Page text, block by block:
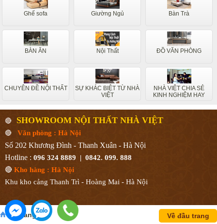
Ghế sofa Giường Ngủ Bàn Trà
BÀN ĂN Nội Thất ĐỒ VĂN PHÒNG
CHUYÊN ĐỀ NỘI THẤT
SỰ KHÁC BIỆT TỪ NHÀ
VIỆT
NHÀ VIỆT CHIA SẺ
KINH NGHIỆM HAY
🔴 SHOWROOM NỘI THẤT NHÀ VIỆT
🔴 Văn phòng : Hà Nội
Số 202 Khương Đình - Thanh Xuân - Hà Nội
Hotline : 096 324 8889 | 0842. 099. 888
🔴 Kho hàng : Hà Nội
Khu kho cảng Thanh Trì - Hoàng Mai - Hà Nội
Về đầu trang
Về trang chủ